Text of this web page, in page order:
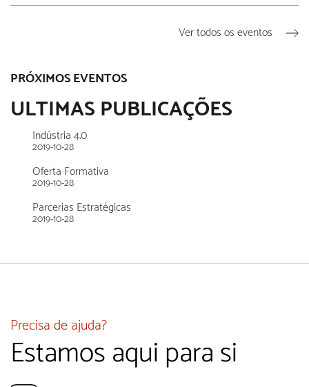
Ver todos os eventos
PRÓXIMOS EVENTOS
ULTIMAS PUBLICAÇÕES
Indústria 4.0
2019-10-28
Oferta Formativa
2019-10-28
Parcerias Estratégicas
2019-10-28
Precisa de ajuda?
Estamos aqui para si